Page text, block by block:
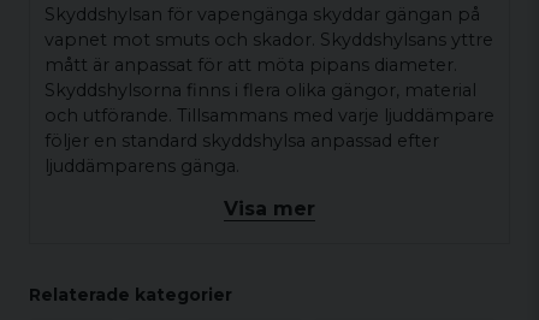
Skyddshylsan för vapengänga skyddar gängan på
vapnet mot smuts och skador. Skyddshylsans yttre
mått är anpassat för att möta pipans diameter.
Skyddshylsorna finns i flera olika gängor, material
och utförande. Tillsammans med varje ljuddämpare
följer en standard skyddshylsa anpassad efter
ljuddämparens gänga.
Visa mer
Relaterade kategorier